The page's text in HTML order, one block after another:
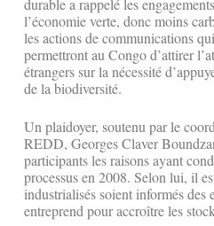
durable a rappelé les
l’économie verte, donc moins
les actions de communications
permettront au Congo d’attirer
étrangers sur la nécessité
de la biodiversité.
Un plaidoyer, soutenu par le
REDD, Georges Claver
participants les raisons ayant
processus en 2008. Selon lui, il
industrialisés soient informés des
entreprend pour accroître les